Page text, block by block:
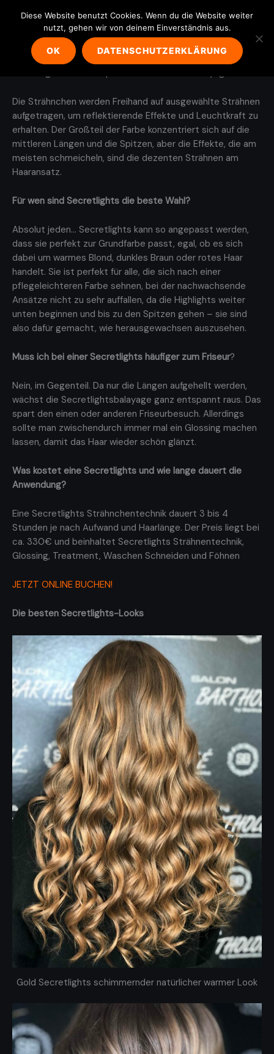
InhaltSecretlights
Was sind Secretlights?
Die Strähnchen werden Freihand auf ausgewählte Strähnen
aufgetragen, um reflektierende Effekte und Leuchtkraft zu
erhalten. Der Großteil der Farbe konzentriert sich auf die
mittleren Längen und die Spitzen, aber die Effekte, die am
meisten schmeicheln, sind die dezenten Strähnen am
Haaransatz.
Für wen sind Secretlights die beste Wahl?
Absolut jeden… Secretlights kann so angepasst werden,
dass sie perfekt zur Grundfarbe passt, egal, ob es sich
dabei um warmes Blond, dunkles Braun oder rotes Haar
handelt. Sie ist perfekt für alle, die sich nach einer
pflegeleichteren Farbe sehnen, bei der nachwachsende
Ansätze nicht zu sehr auffallen, da die Highlights weiter
unten beginnen und bis zu den Spitzen gehen – sie sind
also dafür gemacht, wie herausgewachsen auszusehen.
Muss ich bei einer Secretlights häufiger zum Friseur?
Nein, im Gegenteil. Da nur die Längen aufgehellt werden,
wächst die Secretlightsbalayage ganz entspannt raus. Das
spart den einen oder anderen Friseurbesuch. Allerdings
sollte man zwischendurch immer mal ein Glossing machen
lassen, damit das Haar wieder schön glänzt.
Was kostet eine Secretlights und wie lange dauert die
Anwendung?
Eine Secretlights Strähnchentechnik dauert 3 bis 4
Stunden je nach Aufwand und Haarlänge. Der Preis liegt bei
ca. 330€ und beinhaltet Secretlights Strähnentechnik,
Glossing, Treatment, Waschen Schneiden und Föhnen
JETZT ONLINE BUCHEN!
Die besten Secretlights-Looks
Gold Secretlights schimmernder natürlicher warmer Look
Diese Website benutzt Cookies. Wenn du die Website weiter
nutzt, gehen wir von deinem Einverständnis aus.
OK DATENSCHUTZERKLÄRUNG